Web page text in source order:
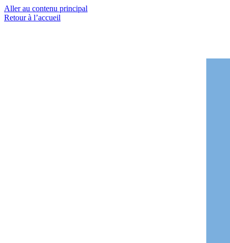
Aller au contenu principal
Retour à l’accueil